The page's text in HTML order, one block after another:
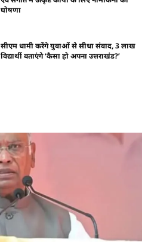
घोषणा
सीएम धामी करेंगे युवाओं से सीधा संवाद, 3 लाख
विद्यार्थी बताएंगे ‘कैसा हो अपना उत्तराखंड?’